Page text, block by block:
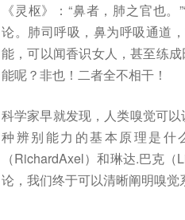
《灵枢》：“鼻者，肺之官也
论。肺司呼吸，鼻为呼吸通道
能，可以闻香识女人，甚至练
能呢？非也！二者全不相干！
科学家早就发现，人类嗅觉可
种辨别能力的基本原理是什
（RichardAxel）和琳达.巴克
论，我们终于可以清晰阐明嗅觉